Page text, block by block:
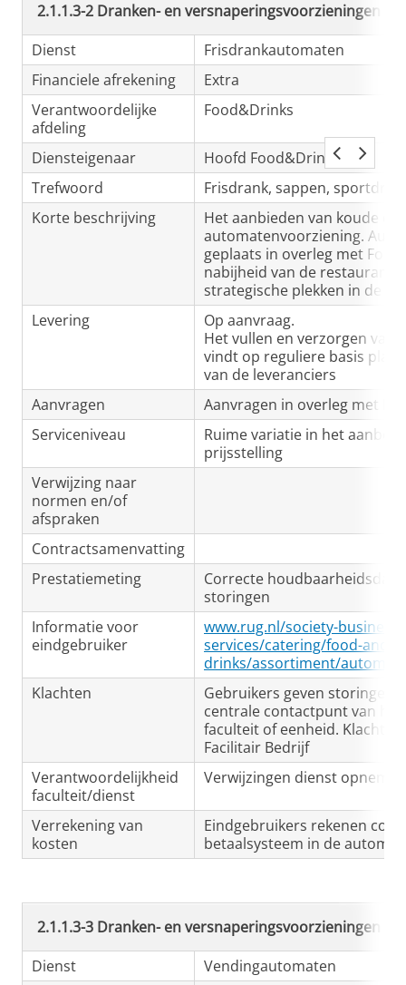
2.1.1.3-2 Dranken- en versnaperingsvoorzieningen
Dienst
Frisdrankautomaten
Financiele afrekening
Extra
Verantwoordelijke
afdeling
Food&Drinks
Diensteigenaar
Hoofd Food&Drinks
Trefwoord
Frisdrank, sappen,
Korte beschrijving
Het aanbieden van koude
automatenvoorziening.
geplaats in overleg met
nabijheid van de restaurants
strategische plekken in de
Levering
Op aanvraag.
Het vullen en verzorgen van
vindt op reguliere basis
van de leveranciers
Aanvragen
Aanvragen in overleg met
Serviceniveau
Ruime variatie in het
prijsstelling
Verwijzing naar
normen en/of
afspraken
Contractsamenvatting
Prestatiemeting
Correcte
storingen
Informatie voor
eindgebruiker
www.rug.nl/society-
services/catering/food-and-
drinks/assortiment/
Klachten
Gebruikers geven storingen
centrale contactpunt van
faculteit of eenheid.
Facilitair Bedrijf
Verantwoordelijkheid
faculteit/dienst
Verwijzingen dienst
Verrekening van
kosten
Eindgebruikers rekenen
betaalsysteem in de
2.1.1.3-3 Dranken- en versnaperingsvoorzieningen
Dienst
Vendingautomaten